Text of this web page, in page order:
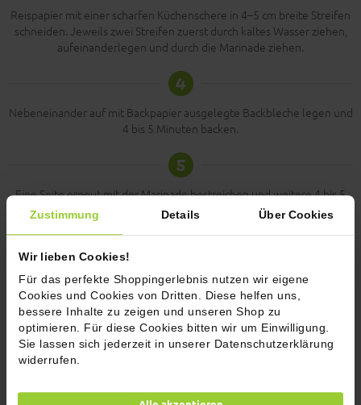
Zustimmung Details Über Cookies
Wir lieben Cookies!
Für das perfekte Shoppingerlebnis nutzen wir eigene
Cookies und Cookies von Dritten. Diese helfen uns,
bessere Inhalte zu zeigen und unseren Shop zu
optimieren. Für diese Cookies bitten wir um Einwilligung.
Sie lassen sich jederzeit in unserer Datenschutzerklärung
widerrufen.
Reispapier mit einer scharfen Küchenschere in 4–5 cm breite Streifen
schneiden. Jeweils zwei Streifen zuerst durch kaltes Wasser ziehen,
aufeinanderlegen und durch die Marinade ziehen.
4
Nebeneinander auf mit Backpapier ausgelegte Backbleche legen und
4 bis 5 Minuten backen.
5
Eine Seite erneut mit der Marinade bestreichen und weitere 4 bis 5
Minuten backen.
Anschließend aus dem Ofen nehmen und vollständig abkühlen
lassen.
7
Guten Appetit dann, vielleicht zusammen mit einen Tofu-Rührei